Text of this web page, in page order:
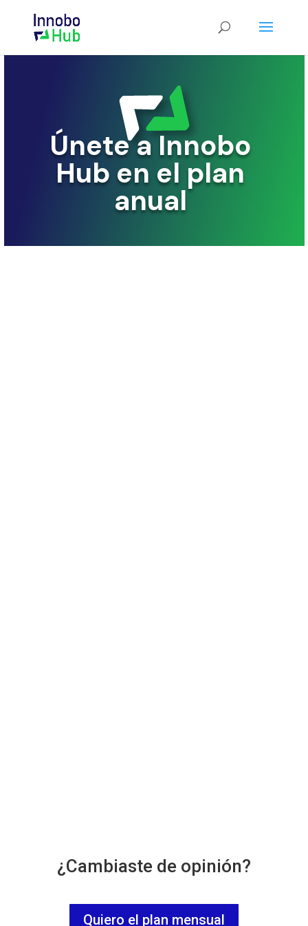
Únete a Innobo
Hub en el plan
anual
¿Cambiaste de opinión?
Quiero el plan mensual